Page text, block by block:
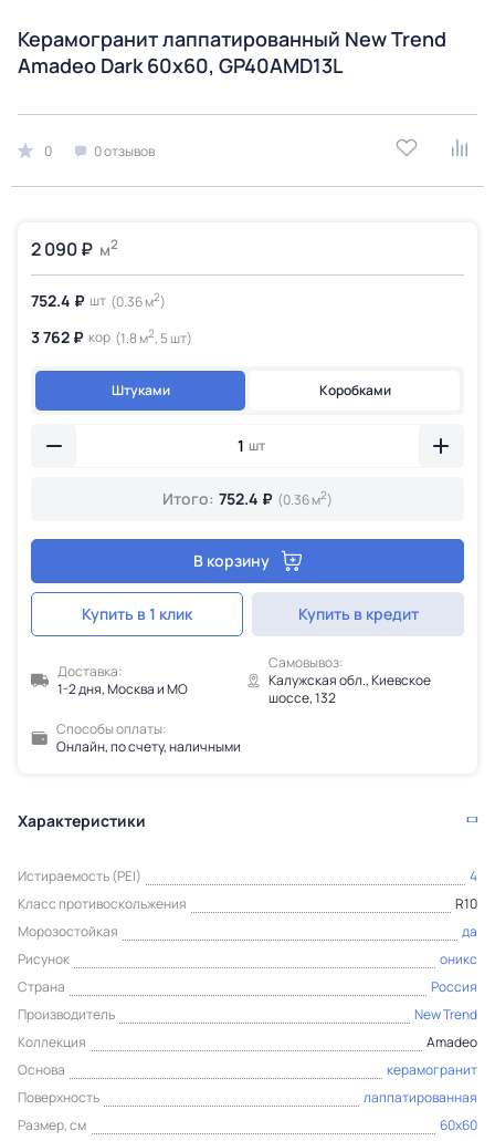
Керамогранит лаппатированный New Trend
Amadeo Dark 60х60, GP40AMD13L
0 0 отзывов
2 090 ₽ м2
752.4 ₽ шт (0.36 м2)
3 762 ₽ кор (1.8 м2, 5 шт)
Штуками Коробками
шт
Итого: 752.4 ₽ (0.36 м2)
В корзину
Купить в 1 клик Купить в кредит
Доставка:
1-2 дня, Москва и МО
Самовывоз:
Калужская обл., Киевское
шоссе, 132
Способы оплаты:
Онлайн, по счету, наличными
Характеристики
Истираемость (PEI)
4
Класс противоскольжения
R10
Морозостойкая
да
Рисунок
оникс
Страна
Россия
Производитель
New Trend
Коллекция
Amadeo
Основа
керамогранит
Поверхность
лаппатированная
Размер, см
60x60